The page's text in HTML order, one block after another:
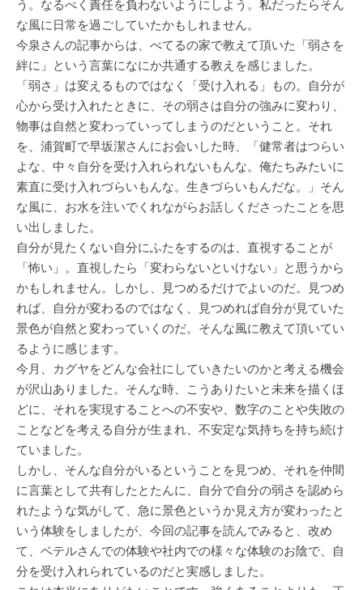
う。なるべく責任を負わないようにしよう。私だったらそん
な風に日常を過ごしていたかもしれません。
今泉さんの記事からは、べてるの家で教えて頂いた「弱さを
絆に」という言葉になにか共通する教えを感じました。
「弱さ」は変えるものではなく「受け入れる」もの。自分が
心から受け入れたときに、その弱さは自分の強みに変わり、
物事は自然と変わっていってしまうのだということ。それ
を、浦賀町で早坂潔さんにお会いした時、「健常者はつらい
よな、中々自分を受け入れられないもんな。俺たちみたいに
素直に受け入れづらいもんな。生きづらいもんだな。」そん
な風に、お水を注いでくれながらお話しくださったことを思
い出しました。
自分が見たくない自分にふたをするのは、直視することが
「怖い」。直視したら「変わらないといけない」と思うから
かもしれません。しかし、見つめるだけでよいのだ。見つめ
れば、自分が変わるのではなく、見つめれば自分が見ていた
景色が自然と変わっていくのだ。そんな風に教えて頂いてい
るように感じます。
今月、カグヤをどんな会社にしていきたいのかと考える機会
が沢山ありました。そんな時、こうありたいと未来を描くほ
どに、それを実現することへの不安や、数字のことや失敗の
ことなどを考える自分が生まれ、不安定な気持ちを持ち続け
ていました。
しかし、そんな自分がいるということを見つめ、それを仲間
に言葉として共有したとたんに、自分で自分の弱さを認めら
れたような気がして、急に景色というか見え方が変わったと
いう体験をしましたが、今回の記事を読んでみると、改め
て、ベテルさんでの体験や社内での様々な体験のお陰で、自
分を受け入れられているのだと実感しました。